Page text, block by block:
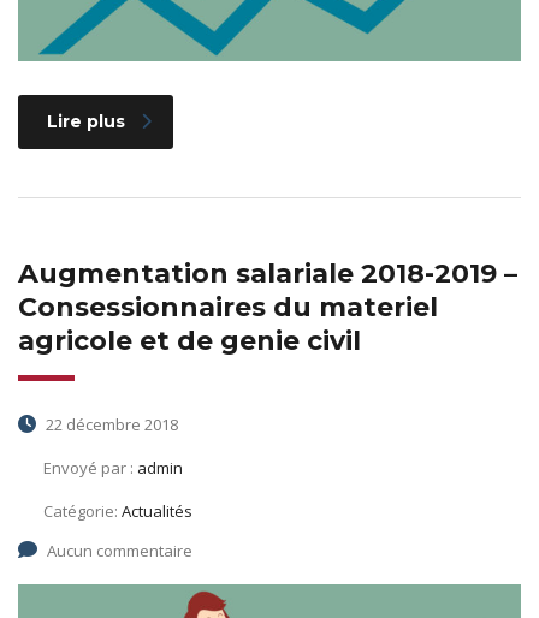
Lire plus
Augmentation salariale 2018-2019 –
Consessionnaires du materiel
agricole et de genie civil
22 décembre 2018
Envoyé par : admin
Catégorie: Actualités
Aucun commentaire